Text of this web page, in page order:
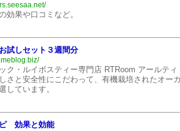
効果や口コミなど。
試しセット３週間分
ク・ルイボスティー専門店 RTRoom アールティ
さと安全性にこだわって、有機栽培されたオー
しています。
効果と効能